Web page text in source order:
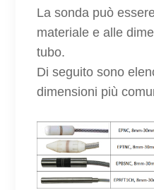
La sonda può
materiale e alle
tubo.
Di seguito sono
dimensioni più